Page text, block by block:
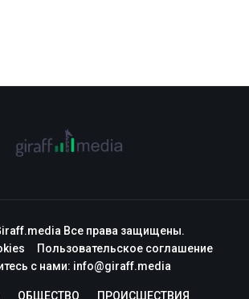
Все права защищены.
Пользовательское соглашение
с нами: info@giraff.media
ОБЩЕСТВО ПРОИСШЕСТВИЯ